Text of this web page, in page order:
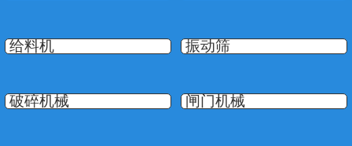
给料机 振动筛
破碎机械 闸门机械